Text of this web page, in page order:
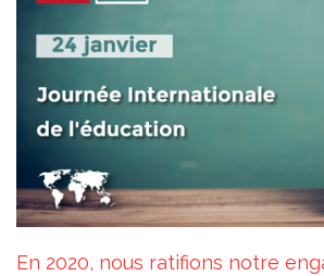
En 2020, nous ratifions notre